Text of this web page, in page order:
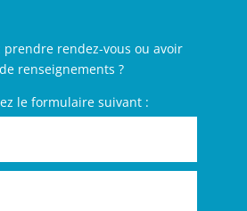
prendre rendez-vous ou avoir
renseignements ?
le formulaire suivant :